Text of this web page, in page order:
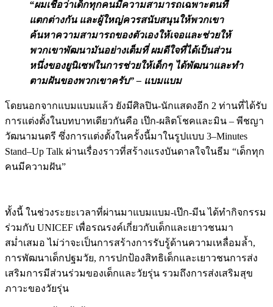
“ผมเชื่อว่าเด็กทุกคนมีความสามารถเฉพาะตนที่
แตกต่างกัน และผู้ใหญ่ควรสนับสนุนให้พวกเขา
ค้นหาความสามารถของตัวเองให้เจอและช่วยให้
พวกเขาพัฒนามันอย่างเต็มที่ ผมดีใจที่ได้เป็นส่วน
หนึ่งของยูนิเซฟในการช่วยให้เด็กๆ ได้พัฒนาและทำ
ตามฝันของพวกเขาครับ” – แบมแบม
โดยนอกจากแบมแบมแล้ว ยังมีศิลปิน-นักแสดงอีก 2 ท่านที่ได้รับ
การแต่งตั้งในบทบาทเดียวกันคือ เป๊ก-ผลิตโชคและมิน – พีชญา
วัฒนามนตรี ซึ่งการแต่งตั้งในครั้งนี้มาในรูปแบบ 3–Minutes
Stand–Up Talk ผ่านเรื่องราวที่สร้างแรงบันดาลใจในธีม “เด็กทุก
คนมีความฝัน”
ทั้งนี้ ในช่วงระยะเวลาที่ผ่านมาแบมแบม-เป๊ก-มีน ได้ทำกิจกรรม
ร่วมกับ UNICEF เพื่อรณรงค์เกี่ยวกับเด็กและเยาวชนมา
สม่ำเสมอ ไม่ว่าจะเป็นการสร้างการรับรู้ด้านความเหลื่อมล้ำ,
การพัฒนาเด็กปฐมวัย, การปกป้องสิทธิเด็กและเยาวชนการส่ง
เสริมการมีส่วนร่วมของเด็กและวัยรุ่น รวมถึงการส่งเสริมสุข
ภาวะของวัยรุ่น